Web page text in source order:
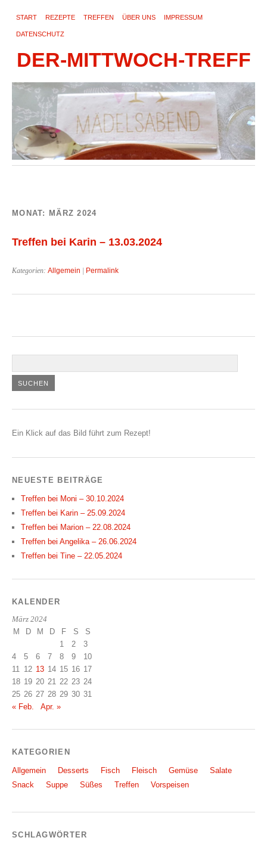
START REZEPTE TREFFEN ÜBER UNS IMPRESSUM
DATENSCHUTZ
DER-MITTWOCH-TREFF
MONAT: MÄRZ 2024
Treffen bei Karin – 13.03.2024
Kategorien: Allgemein | Permalink
Ein Klick auf das Bild führt zum Rezept!
NEUESTE BEITRÄGE
Treffen bei Moni – 30.10.2024
Treffen bei Karin – 25.09.2024
Treffen bei Marion – 22.08.2024
Treffen bei Angelika – 26.06.2024
Treffen bei Tine – 22.05.2024
KALENDER
März 2024
M D M D F S
S
1
2
3
4
5 6 7 8 9
10
11
12 13 14 15 16 17
18 19 20 21 22 23 24
25 26 27 28 29 30 31
« Feb.
Apr. »
KATEGORIEN
Allgemein Desserts Fisch Fleisch Gemüse
Salate
Snack
Suppe Süßes Treffen Vorspeisen
SCHLAGWÖRTER